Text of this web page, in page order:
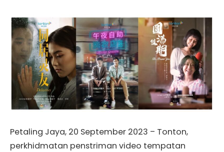
Petaling Jaya, 20 September 2023 – Tonton,
perkhidmatan penstriman video tempatan